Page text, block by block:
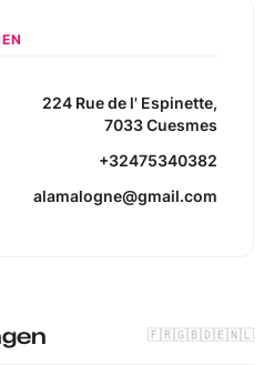
224 Rue de l' Espinette,
7033 Cuesmes
+32475340382
alamalogne@gmail.com
🇫🇷🇬🇧🇩🇪🇳🇱